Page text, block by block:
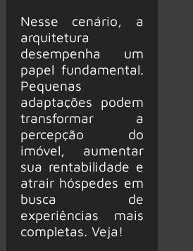
Nesse cenário, a
arquitetura
desempenha um
papel fundamental.
Pequenas
adaptações podem
transformar a
percepção do
imóvel, aumentar
sua rentabilidade e
atrair hóspedes em
busca de
experiências mais
completas. Veja!